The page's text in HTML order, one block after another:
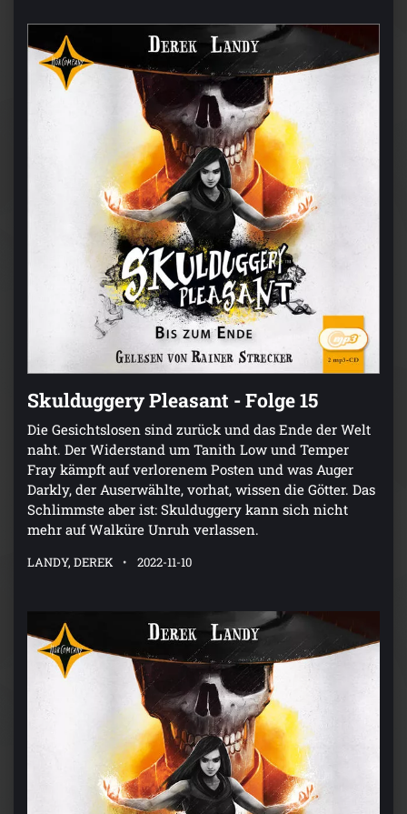
Skulduggery Pleasant - Folge 15
Die Gesichtslosen sind zurück und das Ende der Welt
naht. Der Widerstand um Tanith Low und Temper
Fray kämpft auf verlorenem Posten und was Auger
Darkly, der Auserwählte, vorhat, wissen die Götter. Das
Schlimmste aber ist: Skulduggery kann sich nicht
mehr auf Walküre Unruh verlassen.
LANDY, DEREK 2022-11-10